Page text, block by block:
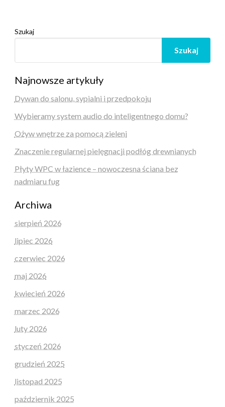
Szukaj
Szukaj
Najnowsze artykuły
Dywan do salonu, sypialni i przedpokoju
Wybieramy system audio do inteligentnego domu?
Ożyw wnętrze za pomocą zieleni
Znaczenie regularnej pielęgnacji podłóg drewnianych
Płyty WPC w łazience – nowoczesna ściana bez
nadmiaru fug
Archiwa
sierpień 2026
lipiec 2026
czerwiec 2026
maj 2026
kwiecień 2026
marzec 2026
luty 2026
styczeń 2026
grudzień 2025
listopad 2025
październik 2025